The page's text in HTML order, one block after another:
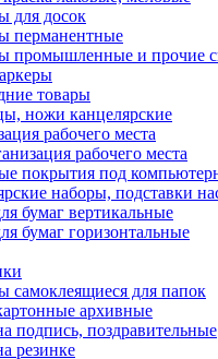
для досок
перманентные
промышленные и прочие
товары
ножи канцелярские
рабочего места
рабочего места
покрытия под
наборы, подставки
бумаг вертикальные
бумаг горизонтальные
самоклеящиеся для папок
архивные
подпись, поздравительные
резинке